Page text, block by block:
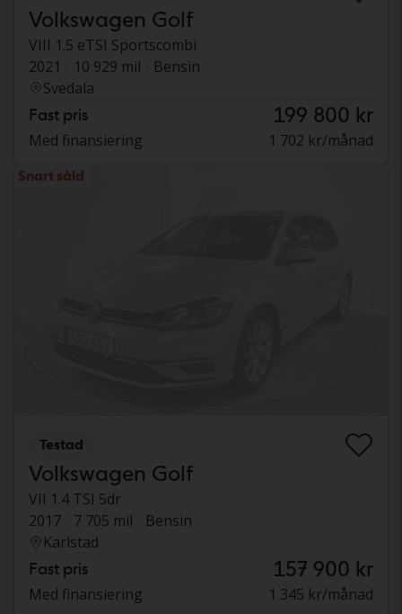
Volkswagen Golf
VIII 1.5 eTSI Sportscombi
2021
10 929 mil
Bensin
Svedala
Fast pris 199 800 kr
Med finansiering 1 702 kr/månad
Snart såld
Testad
Volkswagen Golf
VII 1.4 TSI 5dr
2017
7 705 mil
Bensin
Karlstad
Fast pris 157 900 kr
Med finansiering 1 345 kr/månad